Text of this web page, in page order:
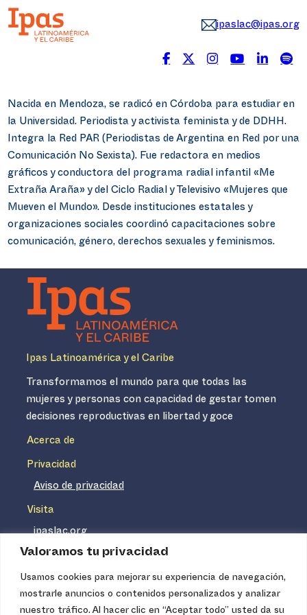
Valoramos tu privacidad
Usamos cookies para mejorar su experiencia de navegación,
mostrarle anuncios o contenidos personalizados y analizar
nuestro tráfico. Al hacer clic en “Aceptar todo” usted da su
ipaslac@ipas.org
Nacida en Mendoza, se radicó en Córdoba para estudiar en
la Universidad. Periodista y activista feminista y de DDHH.
Integra la Red PAR (Periodistas de Argentina en Red por una
Comunicación No Sexista). Fue redactora en medios
gráficos y conductora del programa radial infantil «Me
Extraña Araña» y del Ciclo Radial y Televisivo «Mujeres que
Mueven el Mundo». Desde instituciones estatales y
organizaciones sociales coordinó capacitaciones sobre
comunicación, género, derechos sexuales y feminismos.
Ipas Latinoamérica y el Caribe
Transformamos el mundo para que todas las
mujeres y personas con capacidad de gestar tomen
decisiones reproductivas en libertad y goce
Acerca de
Privacidad
Aviso de privacidad
Visita
ipaslac.org
ipasmexico.org
Ipas no es un distribuidor de insumos médicos. Nuestros